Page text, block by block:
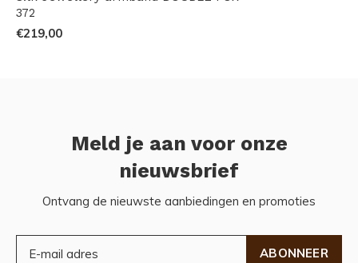
372
€219,00
Meld je aan voor onze
nieuwsbrief
Ontvang de nieuwste aanbiedingen en promoties
ABONNEER